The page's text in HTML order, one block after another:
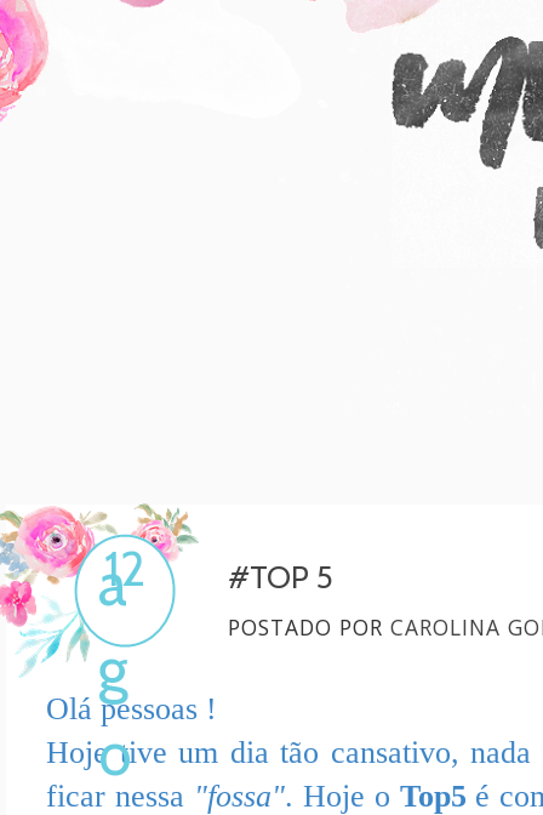
12
a
g
o
#TOP 5
POSTADO POR CAROLINA
Olá pessoas !
Hoje tive um dia tão cansativo,
ficar nessa "fossa". Hoje o Top5 é